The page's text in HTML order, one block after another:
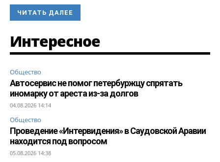
ЧИТАТЬ ДАЛЕЕ
Интересное
Общество
Автосервис не помог петербуржцу спрятать
иномарку от ареста из-за долгов
04.08.2026 14:14
Общество
Проведение «Интервидения» в Саудовской Аравии
находится под вопросом
05.08.2026 14:38